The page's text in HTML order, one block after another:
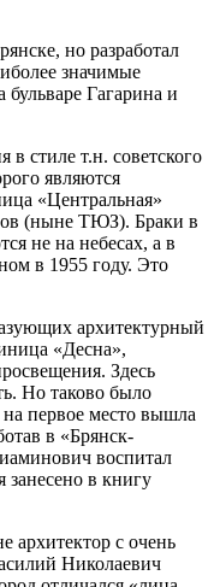
но разработал
значимые
Гагарина и
в стиле т.н. советского
являются
«Центральная»
(ныне ТЮЗ). Браки в
не на небесах, а в
в 1955 году. Это
архитектурный
«Десна»,
Здесь
Но таково было
пер­вое место вышла
в «Брянск-
воспитал
в книгу
архитектор с очень
Николаевич